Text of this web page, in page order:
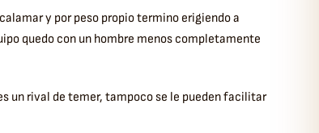
y por peso propio termino erigiendo a
quedo con un hombre menos completamente
un rival de temer, tampoco se le pueden facilitar